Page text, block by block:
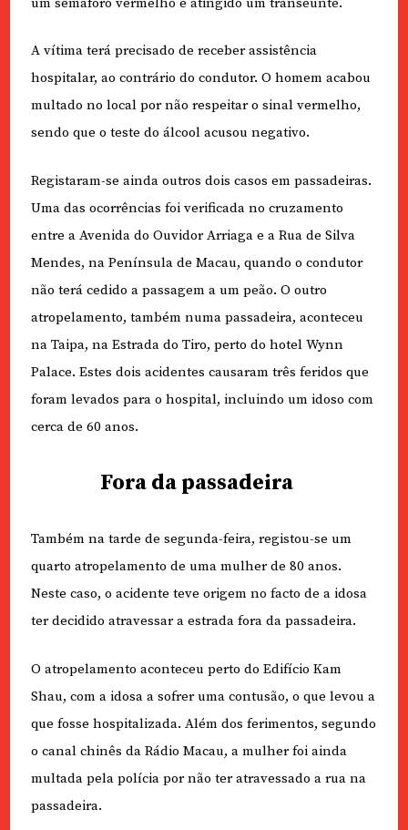
A vítima terá precisado de receber assistência
hospitalar, ao contrário do condutor. O homem acabou
multado no local por não respeitar o sinal vermelho,
sendo que o teste do álcool acusou negativo.
Registaram-se ainda outros dois casos em passadeiras.
Uma das ocorrências foi verificada no cruzamento
entre a Avenida do Ouvidor Arriaga e a Rua de Silva
Mendes, na Península de Macau, quando o condutor
não terá cedido a passagem a um peão. O outro
atropelamento, também numa passadeira, aconteceu
na Taipa, na Estrada do Tiro, perto do hotel Wynn
Palace. Estes dois acidentes causaram três feridos que
foram levados para o hospital, incluindo um idoso com
cerca de 60 anos.
Fora da passadeira
Também na tarde de segunda-feira, registou-se um
quarto atropelamento de uma mulher de 80 anos.
Neste caso, o acidente teve origem no facto de a idosa
ter decidido atravessar a estrada fora da passadeira.
O atropelamento aconteceu perto do Edifício Kam
Shau, com a idosa a sofrer uma contusão, o que levou a
que fosse hospitalizada. Além dos ferimentos, segundo
o canal chinês da Rádio Macau, a mulher foi ainda
multada pela polícia por não ter atravessado a rua na
passadeira.